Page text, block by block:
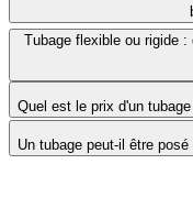
Tubage flexible ou rigide
Quel est le prix d'un
Un tubage peut-il être